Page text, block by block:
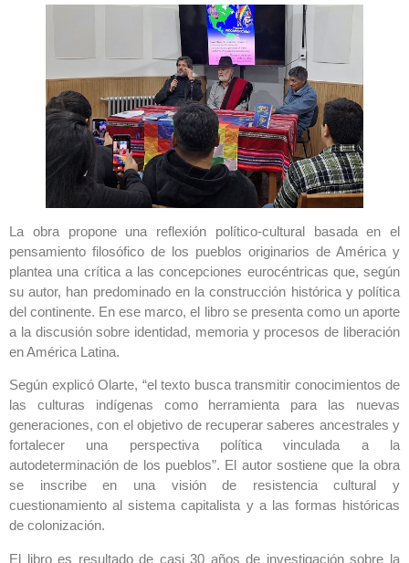
La obra propone una reflexión político-cultural basada en el
pensamiento filosófico de los pueblos originarios de América y
plantea una crítica a las concepciones eurocéntricas que, según
su autor, han predominado en la construcción histórica y política
del continente. En ese marco, el libro se presenta como un aporte
a la discusión sobre identidad, memoria y procesos de liberación
en América Latina.
Según explicó Olarte, “el texto busca transmitir conocimientos de
las culturas indígenas como herramienta para las nuevas
generaciones, con el objetivo de recuperar saberes ancestrales y
fortalecer una perspectiva política vinculada a la
autodeterminación de los pueblos”. El autor sostiene que la obra
se inscribe en una visión de resistencia cultural y
cuestionamiento al sistema capitalista y a las formas históricas
de colonización.
El libro es resultado de casi 30 años de investigación sobre la